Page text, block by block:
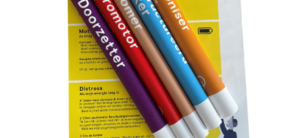
wat
nu?
–
vanaf
5
stuks